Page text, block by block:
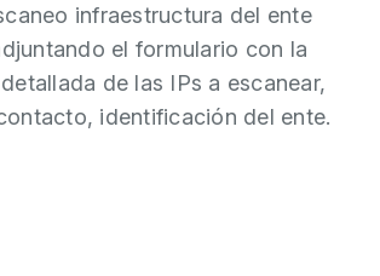
infraestructura del ente
el formulario con la
de las IPs a escanear,
identificación del ente.